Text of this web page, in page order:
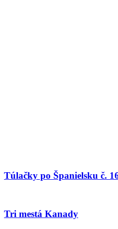
Túlačky po Španielsku č.
Tri mestá Kanady